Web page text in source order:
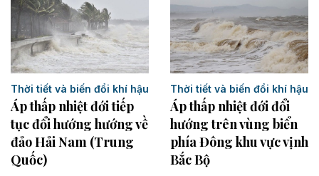
Thời tiết và biến đổi khí hậu
Áp thấp nhiệt đới tiếp
tục đổi hướng hướng về
đảo Hải Nam (Trung
Quốc)
Thời tiết và biến đổi khí hậu
Áp thấp nhiệt đới đổi
hướng trên vùng biển
phía Đông khu vực vịnh
Bắc Bộ